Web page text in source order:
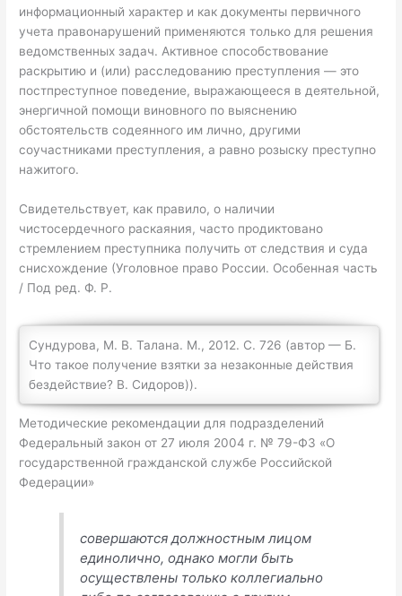
информационный характер и как документы первичного
учета правонарушений применяются только для решения
ведомственных задач. Активное способствование
раскрытию и (или) расследованию преступления — это
постпреступное поведение, выражающееся в деятельной,
энергичной помощи виновного по выяснению
обстоятельств содеянного им лично, другими
соучастниками преступления, а равно розыску преступно
нажитого.
Свидетельствует, как правило, о наличии
чистосердечного раскаяния, часто продиктовано
стремлением преступника получить от следствия и суда
снисхождение (Уголовное право России. Особенная часть
/ Под ред. Ф. Р.
Сундурова, М. В. Талана. М., 2012. С. 726 (автор — Б.
Что такое получение взятки за незаконные действия
бездействие? В. Сидоров)).
Методические рекомендации для подразделений
Федеральный закон от 27 июля 2004 г. № 79-ФЗ «О
государственной гражданской службе Российской
Федерации»
совершаются должностным лицом
единолично, однако могли быть
осуществлены только коллегиально